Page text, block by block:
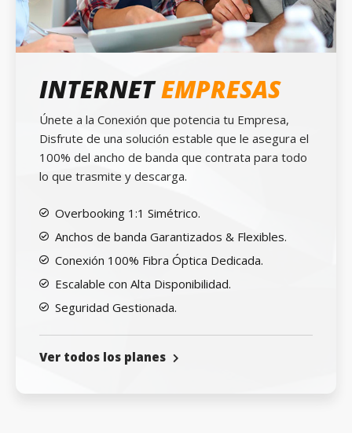
INTERNETEMPRESAS
Únete a la Conexión que potencia tu Empresa,
Disfrute de una solución estable que le asegura el
100% del ancho de banda que contrata para todo
lo que trasmite y descarga.
Overbooking 1:1 Simétrico.
Anchos de banda Garantizados & Flexibles.
Conexión 100% Fibra Óptica Dedicada.
Escalable con Alta Disponibilidad.
Seguridad Gestionada.
Ver todos los planes